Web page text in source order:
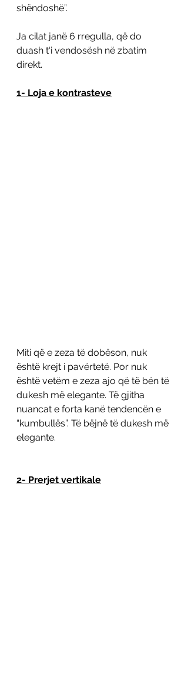
shëndoshë”.
Ja cilat janë 6 rregulla, që do
duash t‘i vendosësh në zbatim
direkt.
1- Loja e kontrasteve
Miti që e zeza të dobëson, nuk
është krejt i pavërtetë. Por nuk
është vetëm e zeza ajo që të bën të
dukesh më elegante. Të gjitha
nuancat e forta kanë tendencën e
“kumbullës”. Të bëjnë të dukesh më
elegante.
2- Prerjet vertikale